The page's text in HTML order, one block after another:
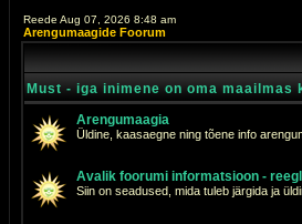
Reede Aug 07, 2026 8:48 am
Arengumaagide Foorum
Must - iga inimene on oma maailmas
Arengumaagia
Üldine, kaasaegne ning tõene info
Avalik foorumi informatsioon -
Siin on seadused, mida tuleb järgida ja